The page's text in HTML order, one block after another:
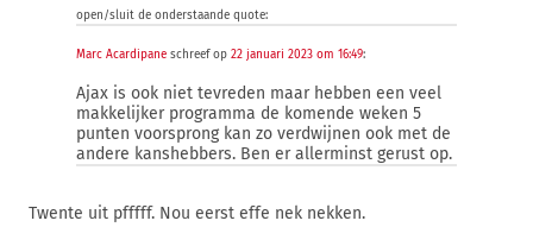
open/sluit de onderstaande quote:
Marc Acardipane schreef op 22 januari 2023 om 16:49:
Ajax is ook niet tevreden maar hebben een veel
makkelijker programma de komende weken 5
punten voorsprong kan zo verdwijnen ook met de
andere kanshebbers. Ben er allerminst gerust op.
Twente uit pfffff. Nou eerst effe nek nekken.